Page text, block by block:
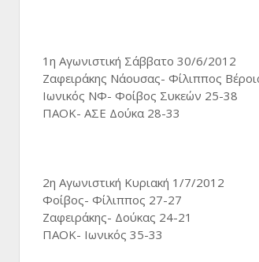
1η Αγωνιστική Σάββατο 30/6/2012
Ζαφειράκης Νάουσας- Φίλιππος
Ιωνικός ΝΦ- Φοίβος Συκεών 25-38
ΠΑΟΚ- ΑΣΕ Δούκα 28-33
2η Αγωνιστική Κυριακή 1/7/2012
Φοίβος- Φίλιππος 27-27
Ζαφειράκης- Δούκας 24-21
ΠΑΟΚ- Ιωνικός 35-33